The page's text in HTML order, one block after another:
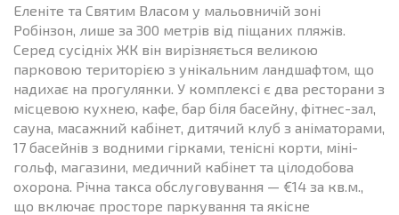
Еленіте та Святим Власом у мальовничій зоні
Робінзон, лише за 300 метрів від піщаних пляжів.
Серед сусідніх ЖК він вирізняється великою
парковою територією з унікальним ландшафтом, що
надихає на прогулянки. У комплексі є два ресторани з
місцевою кухнею, кафе, бар біля басейну, фітнес-зал,
сауна, масажний кабінет, дитячий клуб з аніматорами,
17 басейнів з водними гірками, тенісні корти, міні-
гольф, магазини, медичний кабінет та цілодобова
охорона. Річна такса обслуговування — €14 за кв.м.,
що включає просторе паркування та якісне